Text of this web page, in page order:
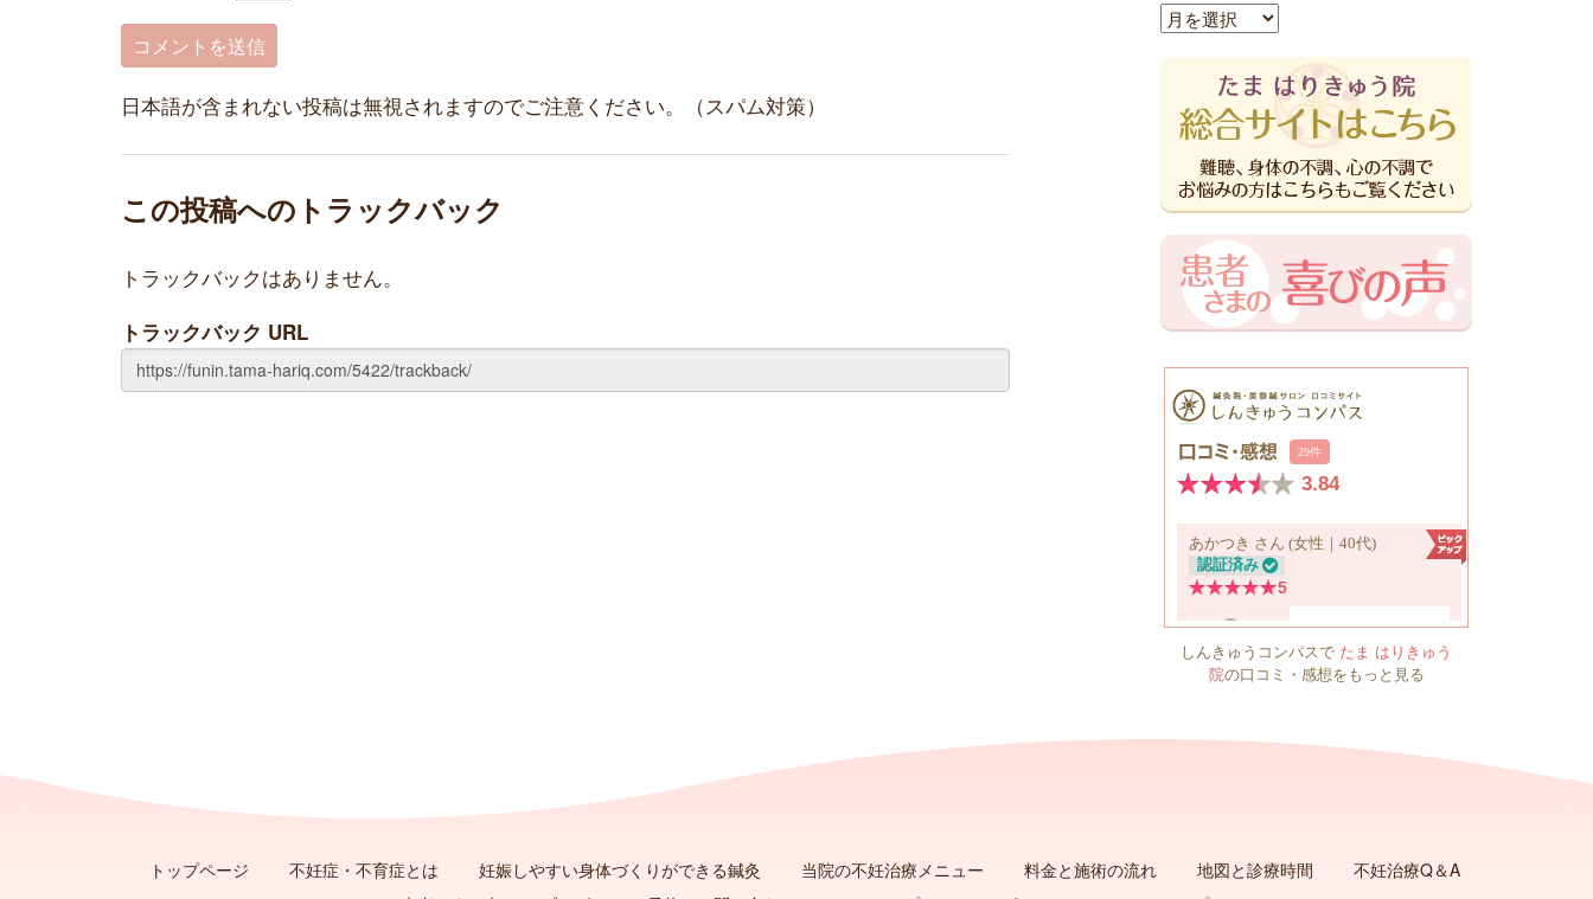
日本語が含まれない投稿は無視されますのでご注意ください。（スパム対策）
この投稿へのトラックバック
トラックバックはありません。
トラックバック URL
月
別
ア
しんきゅうコンパスで たま はりきゅう
院の口コミ・感想をもっと見る
トップページ 不妊症・不育症とは 妊娠しやすい身体づくりができる鍼灸 当院の不妊治療メニュー 料金と施術の流れ 地図と診療時間
不妊治療Q＆A